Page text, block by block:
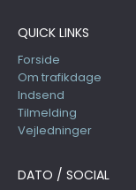
QUICK LINKS
Forside
Om trafikdage
Indsend
Tilmelding
Vejledninger
DATO / SOCIAL